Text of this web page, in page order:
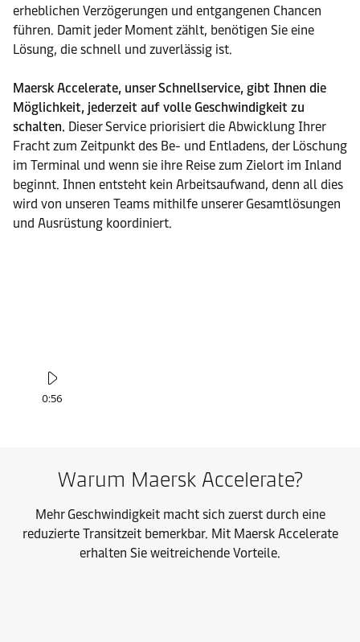
erheblichen Verzögerungen und entgangenen Chancen
führen. Damit jeder Moment zählt, benötigen Sie eine
Lösung, die schnell und zuverlässig ist.
Maersk Accelerate, unser Schnellservice, gibt Ihnen die
Möglichkeit, jederzeit auf volle Geschwindigkeit zu
schalten. Dieser Service priorisiert die Abwicklung Ihrer
Fracht zum Zeitpunkt des Be- und Entladens, der Löschung
im Terminal und wenn sie ihre Reise zum Zielort im Inland
beginnt. Ihnen entsteht kein Arbeitsaufwand, denn all dies
wird von unseren Teams mithilfe unserer Gesamtlösungen
und Ausrüstung koordiniert.
0:56
Warum Maersk Accelerate?
Mehr Geschwindigkeit macht sich zuerst durch eine
reduzierte Transitzeit bemerkbar. Mit Maersk Accelerate
erhalten Sie weitreichende Vorteile.